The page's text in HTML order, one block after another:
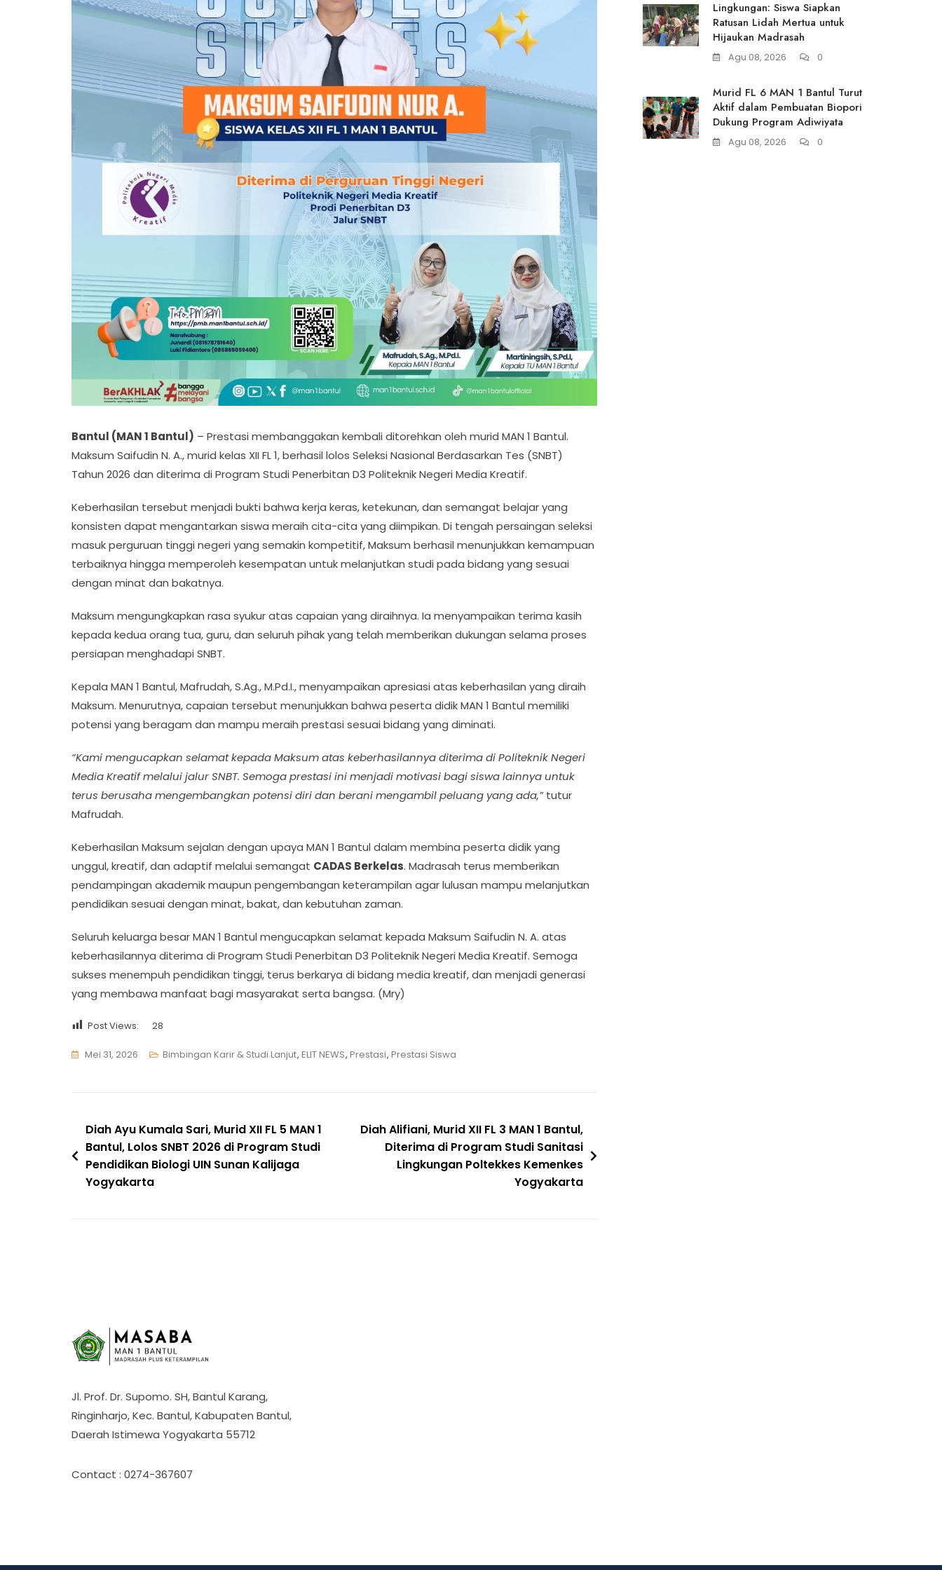
Bantul (MAN 1 Bantul) – Prestasi membanggakan kembali ditorehkan oleh murid MAN 1 Bantul.
Maksum Saifudin N. A., murid kelas XII FL 1, berhasil lolos Seleksi Nasional Berdasarkan Tes (SNBT)
Tahun 2026 dan diterima di Program Studi Penerbitan D3 Politeknik Negeri Media Kreatif.
Keberhasilan tersebut menjadi bukti bahwa kerja keras, ketekunan, dan semangat belajar yang
konsisten dapat mengantarkan siswa meraih cita-cita yang diimpikan. Di tengah persaingan seleksi
masuk perguruan tinggi negeri yang semakin kompetitif, Maksum berhasil menunjukkan kemampuan
terbaiknya hingga memperoleh kesempatan untuk melanjutkan studi pada bidang yang sesuai
dengan minat dan bakatnya.
Maksum mengungkapkan rasa syukur atas capaian yang diraihnya. Ia menyampaikan terima kasih
kepada kedua orang tua, guru, dan seluruh pihak yang telah memberikan dukungan selama proses
persiapan menghadapi SNBT.
Kepala MAN 1 Bantul, Mafrudah, S.Ag., M.Pd.I., menyampaikan apresiasi atas keberhasilan yang diraih
Maksum. Menurutnya, capaian tersebut menunjukkan bahwa peserta didik MAN 1 Bantul memiliki
potensi yang beragam dan mampu meraih prestasi sesuai bidang yang diminati.
“Kami mengucapkan selamat kepada Maksum atas keberhasilannya diterima di Politeknik Negeri
Media Kreatif melalui jalur SNBT. Semoga prestasi ini menjadi motivasi bagi siswa lainnya untuk
terus berusaha mengembangkan potensi diri dan berani mengambil peluang yang ada,”tutur
Mafrudah.
Keberhasilan Maksum sejalan dengan upaya MAN 1 Bantul dalam membina peserta didik yang
unggul, kreatif, dan adaptif melalui semangat CADAS Berkelas. Madrasah terus memberikan
pendampingan akademik maupun pengembangan keterampilan agar lulusan mampu melanjutkan
pendidikan sesuai dengan minat, bakat, dan kebutuhan zaman.
Seluruh keluarga besar MAN 1 Bantul mengucapkan selamat kepada Maksum Saifudin N. A. atas
keberhasilannya diterima di Program Studi Penerbitan D3 Politeknik Negeri Media Kreatif. Semoga
sukses menempuh pendidikan tinggi, terus berkarya di bidang media kreatif, dan menjadi generasi
yang membawa manfaat bagi masyarakat serta bangsa. (Mry)
Post Views: 28
Mei 31, 2026 Bimbingan Karir & Studi Lanjut, ELIT NEWS, Prestasi, Prestasi Siswa
Navigasi
pos
Diah Ayu Kumala Sari, Murid XII FL 5 MAN 1
Bantul, Lolos SNBT 2026 di Program Studi
Pendidikan Biologi UIN Sunan Kalijaga
Yogyakarta
Diah Alifiani, Murid XII FL 3 MAN 1 Bantul,
Diterima di Program Studi Sanitasi
Lingkungan Poltekkes Kemenkes
Yogyakarta
Lingkungan: Siswa Siapkan
Ratusan Lidah Mertua untuk
Hijaukan Madrasah
Agu 08, 2026 0
Murid FL 6 MAN 1 Bantul Turut
Aktif dalam Pembuatan Biopori
Dukung Program Adiwiyata
Agu 08, 2026 0
Jl. Prof. Dr. Supomo. SH, Bantul Karang,
Ringinharjo, Kec. Bantul, Kabupaten Bantul,
Daerah Istimewa Yogyakarta 55712
Contact : 0274-367607